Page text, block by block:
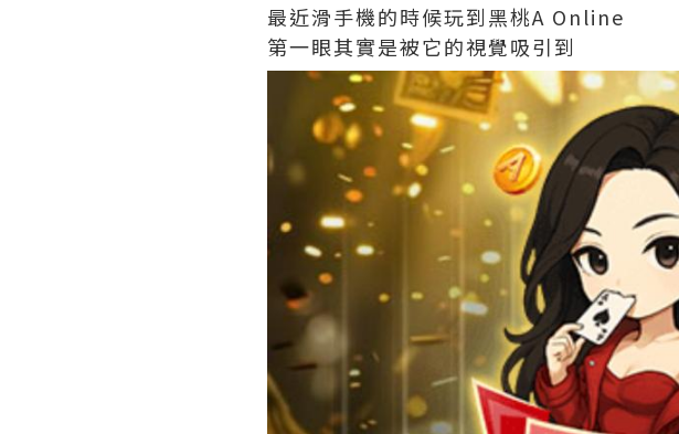
最近滑手機的時候玩到黑桃A Online
第一眼其實是被它的視覺吸引到